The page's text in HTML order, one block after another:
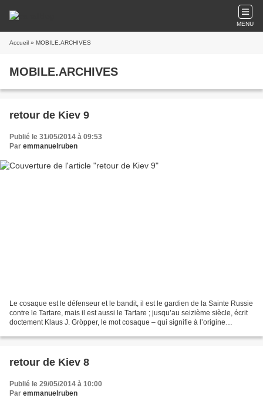
MENU
Accueil » MOBILE.ARCHIVES
MOBILE.ARCHIVES
retour de Kiev 9
Publié le 31/05/2014 à 09:53
Par emmanuelruben
Le cosaque est le défenseur et le bandit, il est le gardien de la Sainte Russie
contre le Tartare, mais il est aussi le Tartare ; jusqu’au seizième siècle, écrit
doctement Klaus J. Gröpper, le mot cosaque – qui signifie à l’origine
retour de Kiev 8
Publié le 29/05/2014 à 10:00
Par emmanuelruben